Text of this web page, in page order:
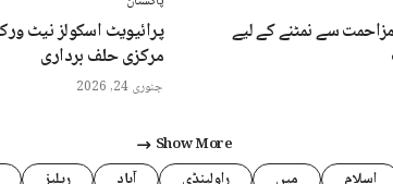
مزاحمت سے نمٹنے کے لیے پرائیویٹ اسکولز نیٹ
مرکزی حلف برداری
جنوری 24, 2026
Show More